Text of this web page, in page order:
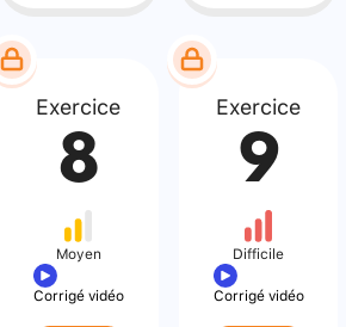
Exercice
8
Moyen
Corrigé vidéo
Exercice
9
Difficile
Corrigé vidéo